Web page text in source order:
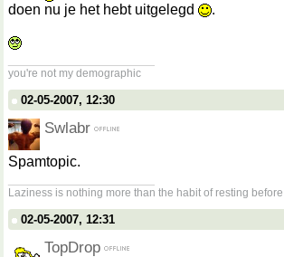
doen nu je het hebt uitgelegd
.
you're not my demographic
02-05-2007, 12:30
Swlabr
Spamtopic.
Laziness is nothing more than the habit of resting
02-05-2007, 12:31
TopDrop